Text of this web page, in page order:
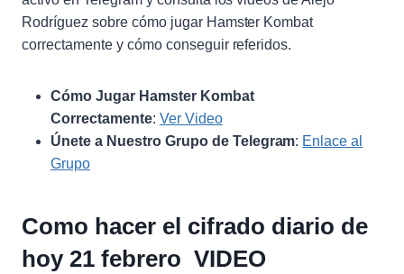
Rodríguez sobre cómo jugar Hamster Kombat
correctamente y cómo conseguir referidos.
Cómo Jugar Hamster Kombat
Correctamente: Ver Video
Únete a Nuestro Grupo de Telegram: Enlace al
Grupo
Como hacer el cifrado diario de
hoy 21 febrero VIDEO